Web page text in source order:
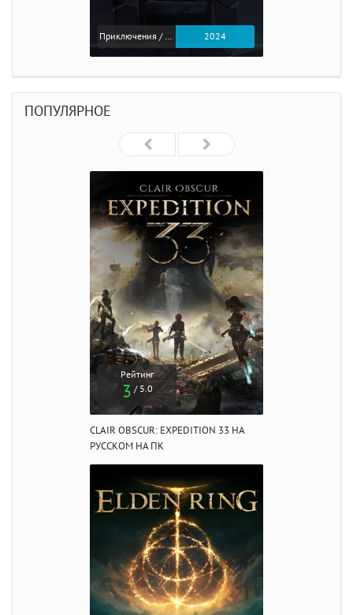
Приключения / Экшен 2024
ПОПУЛЯРНОЕ
Рейтинг
3 / 5.0
CLAIR OBSCUR: EXPEDITION 33 НА
РУССКОМ НА ПК